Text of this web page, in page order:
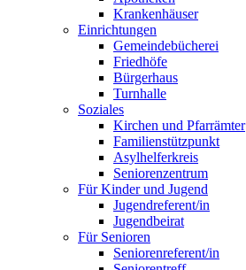
Krankenhäuser
Einrichtungen
Gemeindebücherei
Friedhöfe
Bürgerhaus
Turnhalle
Soziales
Kirchen und Pfarrämter
Familienstützpunkt
Asylhelferkreis
Seniorenzentrum
Für Kinder und Jugend
Jugendreferent/in
Jugendbeirat
Für Senioren
Seniorenreferent/in